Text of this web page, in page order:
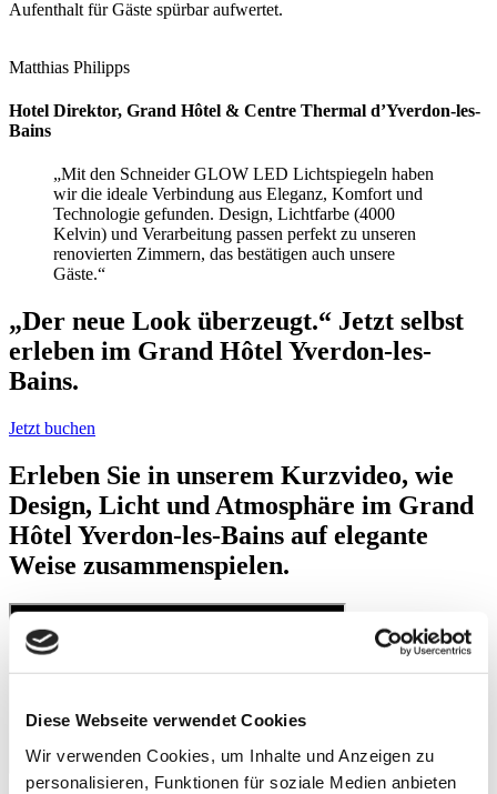
Diese Webseite verwendet Cookies
Wir verwenden Cookies, um Inhalte und Anzeigen zu
personalisieren, Funktionen für soziale Medien anbieten
Aufenthalt für Gäste spürbar aufwertet.
Matthias Philipps
Hotel Direktor, Grand Hôtel & Centre Thermal d’Yverdon-les-
Bains
„Mit den Schneider GLOW LED Lichtspiegeln haben
wir die ideale Verbindung aus Eleganz, Komfort und
Technologie gefunden. Design, Lichtfarbe (4000
Kelvin) und Verarbeitung passen perfekt zu unseren
renovierten Zimmern, das bestätigen auch unsere
Gäste.“
„Der neue Look überzeugt.“ Jetzt selbst
erleben im Grand Hôtel Yverdon-les-
Bains.
Jetzt buchen
Erleben Sie in unserem Kurzvideo, wie
Design, Licht und Atmosphäre im Grand
Hôtel Yverdon-les-Bains auf elegante
Weise zusammenspielen.